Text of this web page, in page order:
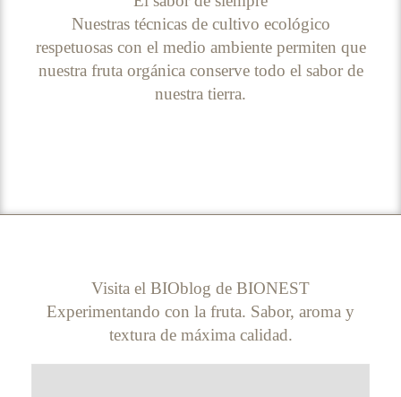
Nuestras técnicas de cultivo ecológico
respetuosas con el medio ambiente permiten que
nuestra fruta orgánica conserve todo el sabor de
nuestra tierra.
Visita el BIOblog de BIONEST
Experimentando con la fruta. Sabor, aroma y
textura de máxima calidad.